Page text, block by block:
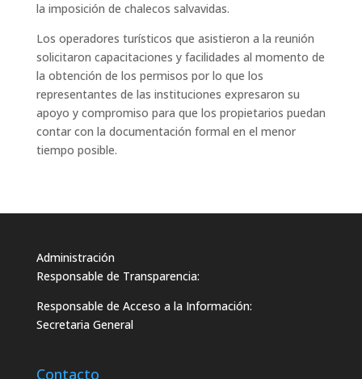
la imposición de chalecos salvavidas.
Los operadores turísticos que asistieron a la reunión
solicitaron capacitaciones y facilidades al momento de
la obtención de los permisos por lo que los
representantes de las instituciones expresaron su
apoyo y compromiso para que los propietarios puedan
contar con la documentación formal en el menor
tiempo posible.
Administración
Responsable de Transparencia:
Responsable de Acceso a la Información:
Secretaria General
Contacto